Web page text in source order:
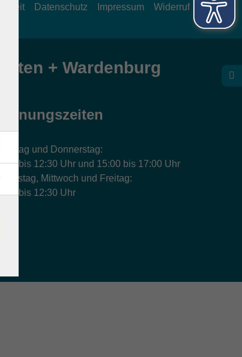
Datenschutz Impressum Widerruf
+ Wardenburg
Öffnungszeiten
und Donnerstag:
bis 12:30 Uhr und 15:00 bis 17:00 Uhr
Mittwoch und Freitag:
bis 12:30 Uhr